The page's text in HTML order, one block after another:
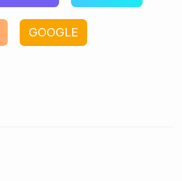
GOOGLE